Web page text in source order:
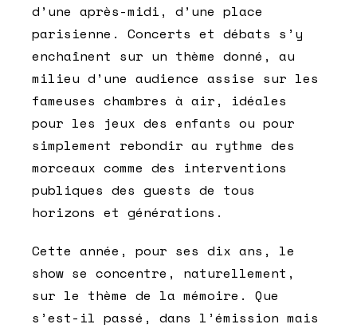
d’une après-midi, d’une place
parisienne. Concerts et débats s’y
enchaînent sur un thème donné, au
milieu d’une audience assise sur les
fameuses chambres à air, idéales
pour les jeux des enfants ou pour
simplement rebondir au rythme des
morceaux comme des interventions
publiques des guests de tous
horizons et générations.
Cette année, pour ses dix ans, le
show se concentre, naturellement,
sur le thème de la mémoire. Que
s’est-il passé, dans l’émission mais